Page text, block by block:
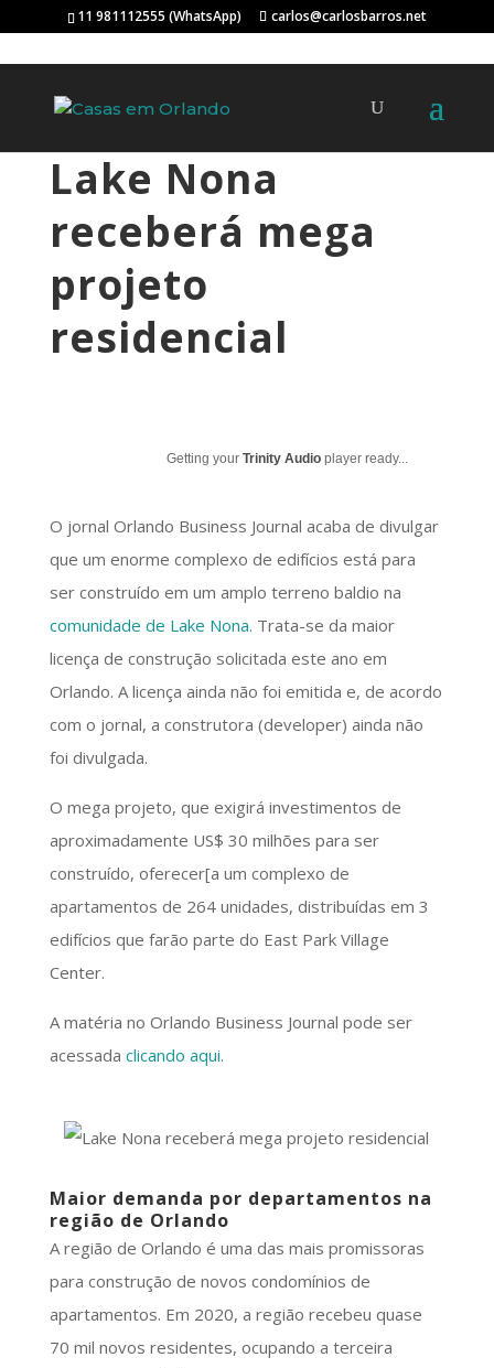
11 981112555 (WhatsApp) carlos@carlosbarros.net
Lake Nona
receberá mega
projeto
residencial
Getting your Trinity Audioplayer ready...
O jornal Orlando Business Journal acaba de divulgar
que um enorme complexo de edifícios está para
ser construído em um amplo terreno baldio na
comunidade de Lake Nona. Trata-se da maior
licença de construção solicitada este ano em
Orlando. A licença ainda não foi emitida e, de acordo
com o jornal, a construtora (developer) ainda não
foi divulgada.
O mega projeto, que exigirá investimentos de
aproximadamente US$ 30 milhões para ser
construído, oferecer[a um complexo de
apartamentos de 264 unidades, distribuídas em 3
edifícios que farão parte do East Park Village
Center.
A matéria no Orlando Business Journal pode ser
acessada clicando aqui.
Maior demanda por departamentos na
região de Orlando
A região de Orlando é uma das mais promissoras
para construção de novos condomínios de
apartamentos. Em 2020, a região recebeu quase
70 mil novos residentes, ocupando a terceira